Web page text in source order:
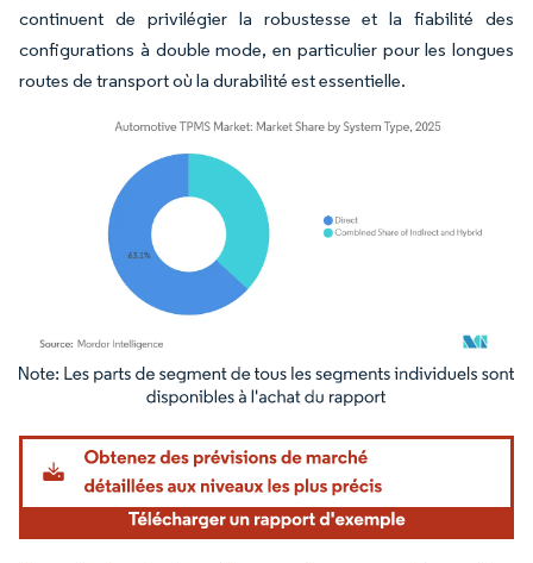
continuent de privilégier la robustesse et la fiabilité des
configurations à double mode, en particulier pour les longues
routes de transport où la durabilité est essentielle.
Image © Mordor Intelligence. La réutilisation nécessite une attribution sous CC BY